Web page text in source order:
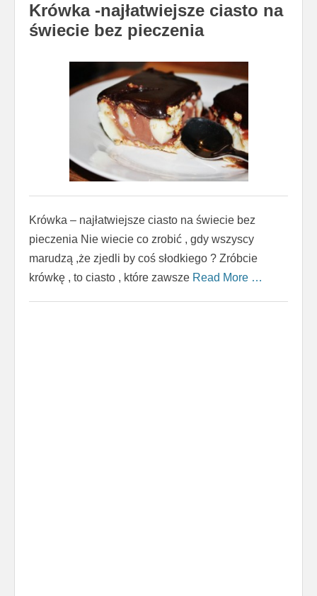
Krówka -najłatwiejsze ciasto na
świecie bez pieczenia
Krówka – najłatwiejsze ciasto na świecie bez
pieczenia Nie wiecie co zrobić , gdy wszyscy
marudzą ,że zjedli by coś słodkiego ? Zróbcie
krówkę , to ciasto , które zawsze Read More …